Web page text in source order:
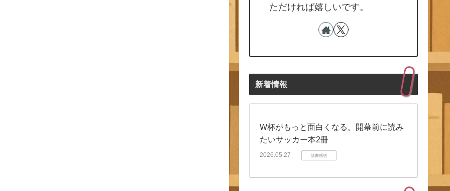
ただければ嬉しいです。
新着情報
W杯がもっと面白くなる。開幕前に読み
たいサッカー本2冊
2026.05.27 読書感想